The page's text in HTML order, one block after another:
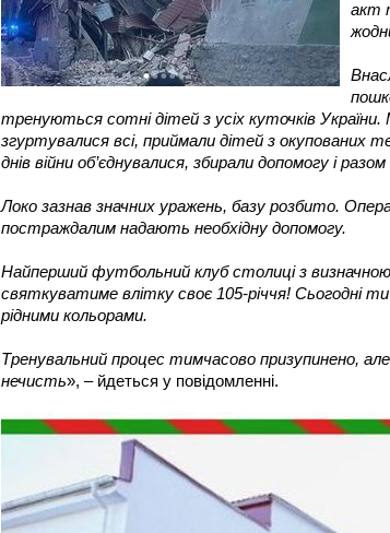
акт
тренуються сотні дітей з усіх куточків
згуртувалися всі, приймали дітей з окупованих
днів війни об’єднувалися, збирали допомогу і
Локо зазнав значних уражень, базу розбито.
постраждалим надають необхідну допомогу.
Найперший футбольний клуб столиці з
святкуватиме влітку своє 105-річчя! Сьогодні ти
рідними кольорами.
Тренувальний процес тимчасово призупинено,
нечисть», – йдеться у повідомленні.